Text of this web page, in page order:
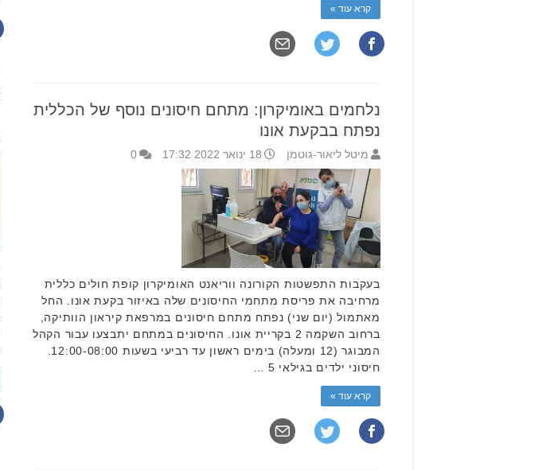
קרא עוד »
נלחמים באומיקרון: מתחם חיסונים נוסף של הכללית
נפתח בבקעת אונו
מיטל ליאור-גוטמן 18 ינואר 2022 17:32 0
בעקבות התפשטות הקורונה ווריאנט האומיקרון קופת חולים כללית
מרחיבה את פריסת מתחמי החיסונים שלה באיזור בקעת אונו. החל
מאתמול (יום שני) נפתח מתחם חיסונים במרפאת קיראון הוותיקה,
ברחוב השקמה 2 בקריית אונו. החיסונים במתחם יתבצעו עבור הקהל
חיסוני ילדים בגילאי 5 …
קרא עוד »